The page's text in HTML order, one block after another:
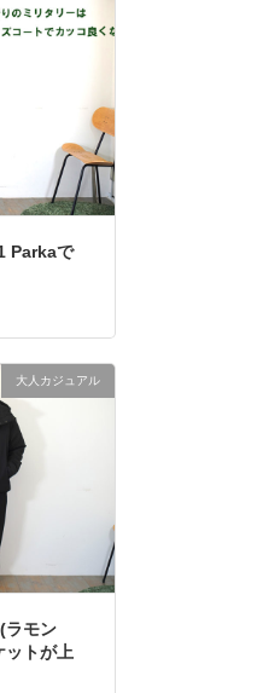
Parkaで
大人カジュアル
ラモン
ットが上